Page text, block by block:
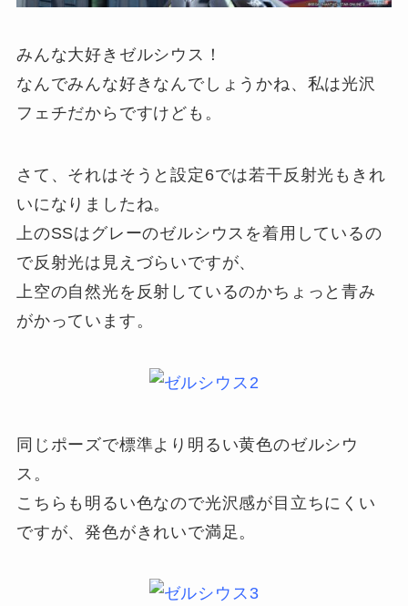
みんな大好きゼルシウス！
なんでみんな好きなんでしょうかね、私は光沢
フェチだからですけども。
さて、それはそうと設定6では若干反射光もきれ
いになりましたね。
上のSSはグレーのゼルシウスを着用しているの
で反射光は見えづらいですが、
上空の自然光を反射しているのかちょっと青み
がかっています。
同じポーズで標準より明るい黄色のゼルシウ
ス。
こちらも明るい色なので光沢感が目立ちにくい
ですが、発色がきれいで満足。